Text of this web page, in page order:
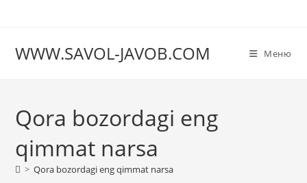
WWW.SAVOL-JAVOB.COM Меню
Qora bozordagi eng
qimmat narsa
> Qora bozordagi eng qimmat narsa